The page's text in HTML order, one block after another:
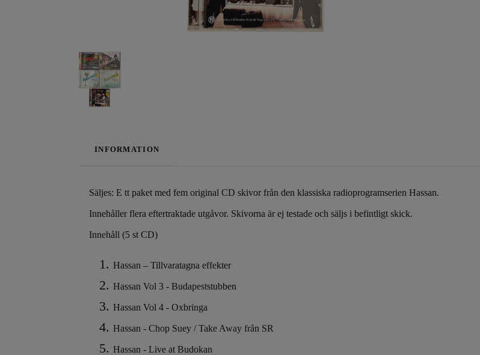
INFORMATION
Säljes: E tt paket med fem original CD skivor från den klassiska radioprogramserien Hassan.
Innehåller flera eftertraktade utgåvor. Skivorna är ej testade och säljs i befintligt skick.
Innehåll (5 st CD)
Hassan – Tillvaratagna effekter
Hassan Vol 3 - Budapeststubben
Hassan Vol 4 - Oxbringa
Hassan - Chop Suey / Take Away från SR
Hassan - Live at Budokan